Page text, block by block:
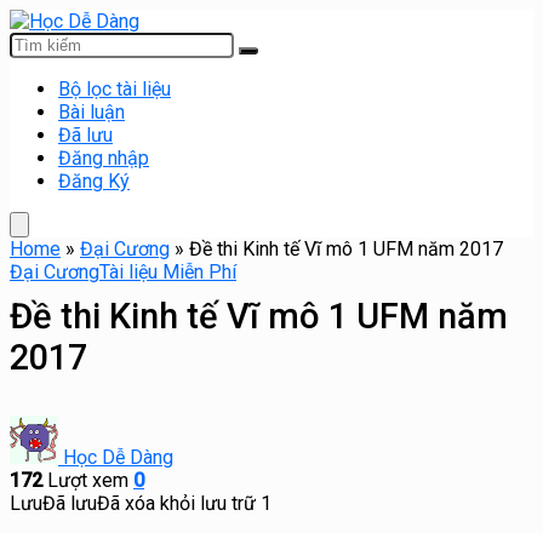
Bộ lọc tài liệu
Bài luận
Đã lưu
Đăng nhập
Đăng Ký
Home » Đại Cương » Đề thi Kinh tế Vĩ mô 1 UFM năm 2017
Đại CươngTài liệu Miễn Phí
Đề thi Kinh tế Vĩ mô 1 UFM năm
2017
Học Dễ Dàng
172Lượt xem 0
LưuĐã lưuĐã xóa khỏi lưu trữ 1